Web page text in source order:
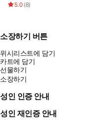
5.0 (8)
소장하기 버튼
위시리스트에 담기
카트에 담기
선물하기
소장하기
성인 인증 안내
성인 재인증 안내